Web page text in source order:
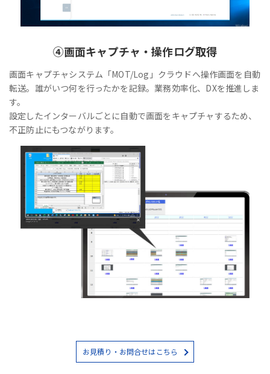
④画面キャプチャ・操作ログ取得
画面キャプチャシステム「MOT/Log」クラウドへ操作画面を自動
転送。誰がいつ何を行ったかを記録。業務効率化、DXを推進しま
す。
設定したインターバルごとに自動で画面をキャプチャするため、
不正防止にもつながります。
お見積り・お問合せはこちら